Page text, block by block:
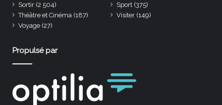
Sortir (2 504) Sport (375)
Théâtre et Cinéma (187) Visiter (149)
Voyage (27)
Propulsé par